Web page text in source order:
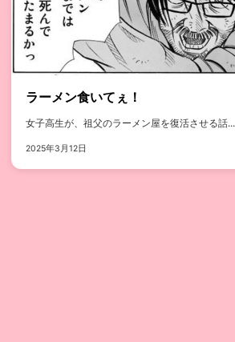
ラーメン食いてぇ！
女子高生が、祖父のラーメン屋を復活させる話...
2025年3月12日